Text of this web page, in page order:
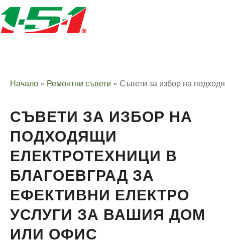
Начало » Ремонтни съвети » Съвети за избор на
СЪВЕТИ ЗА ИЗБОР НА
ПОДХОДЯЩИ
ЕЛЕКТРОТЕХНИЦИ В
БЛАГОЕВГРАД ЗА
ЕФЕКТИВНИ ЕЛЕКТРО
УСЛУГИ ЗА ВАШИЯ ДОМ
ИЛИ ОФИС